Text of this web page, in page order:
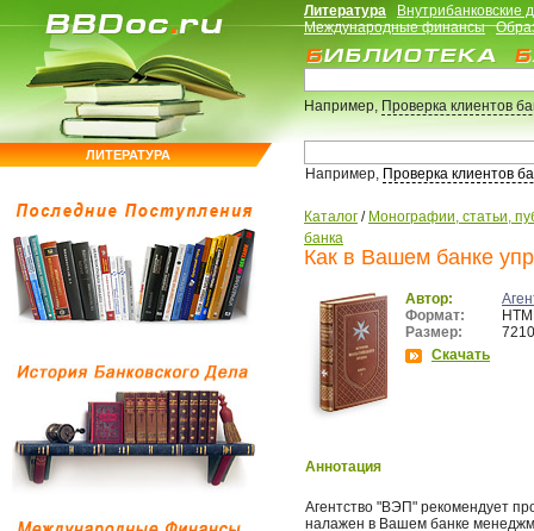
ЛИТЕРАТУРА
Литература
Внутрибанковские
Международные финансы
Например,Проверка клиентов
Например, Проверка клиентов
Каталог / Монографии, статьи,
банка
Как в Вашем банке
Автор:
Формат:
Размер:
Скачать
Аннотация
Агентство "ВЭП" рекомендует
налажен в Вашем банке